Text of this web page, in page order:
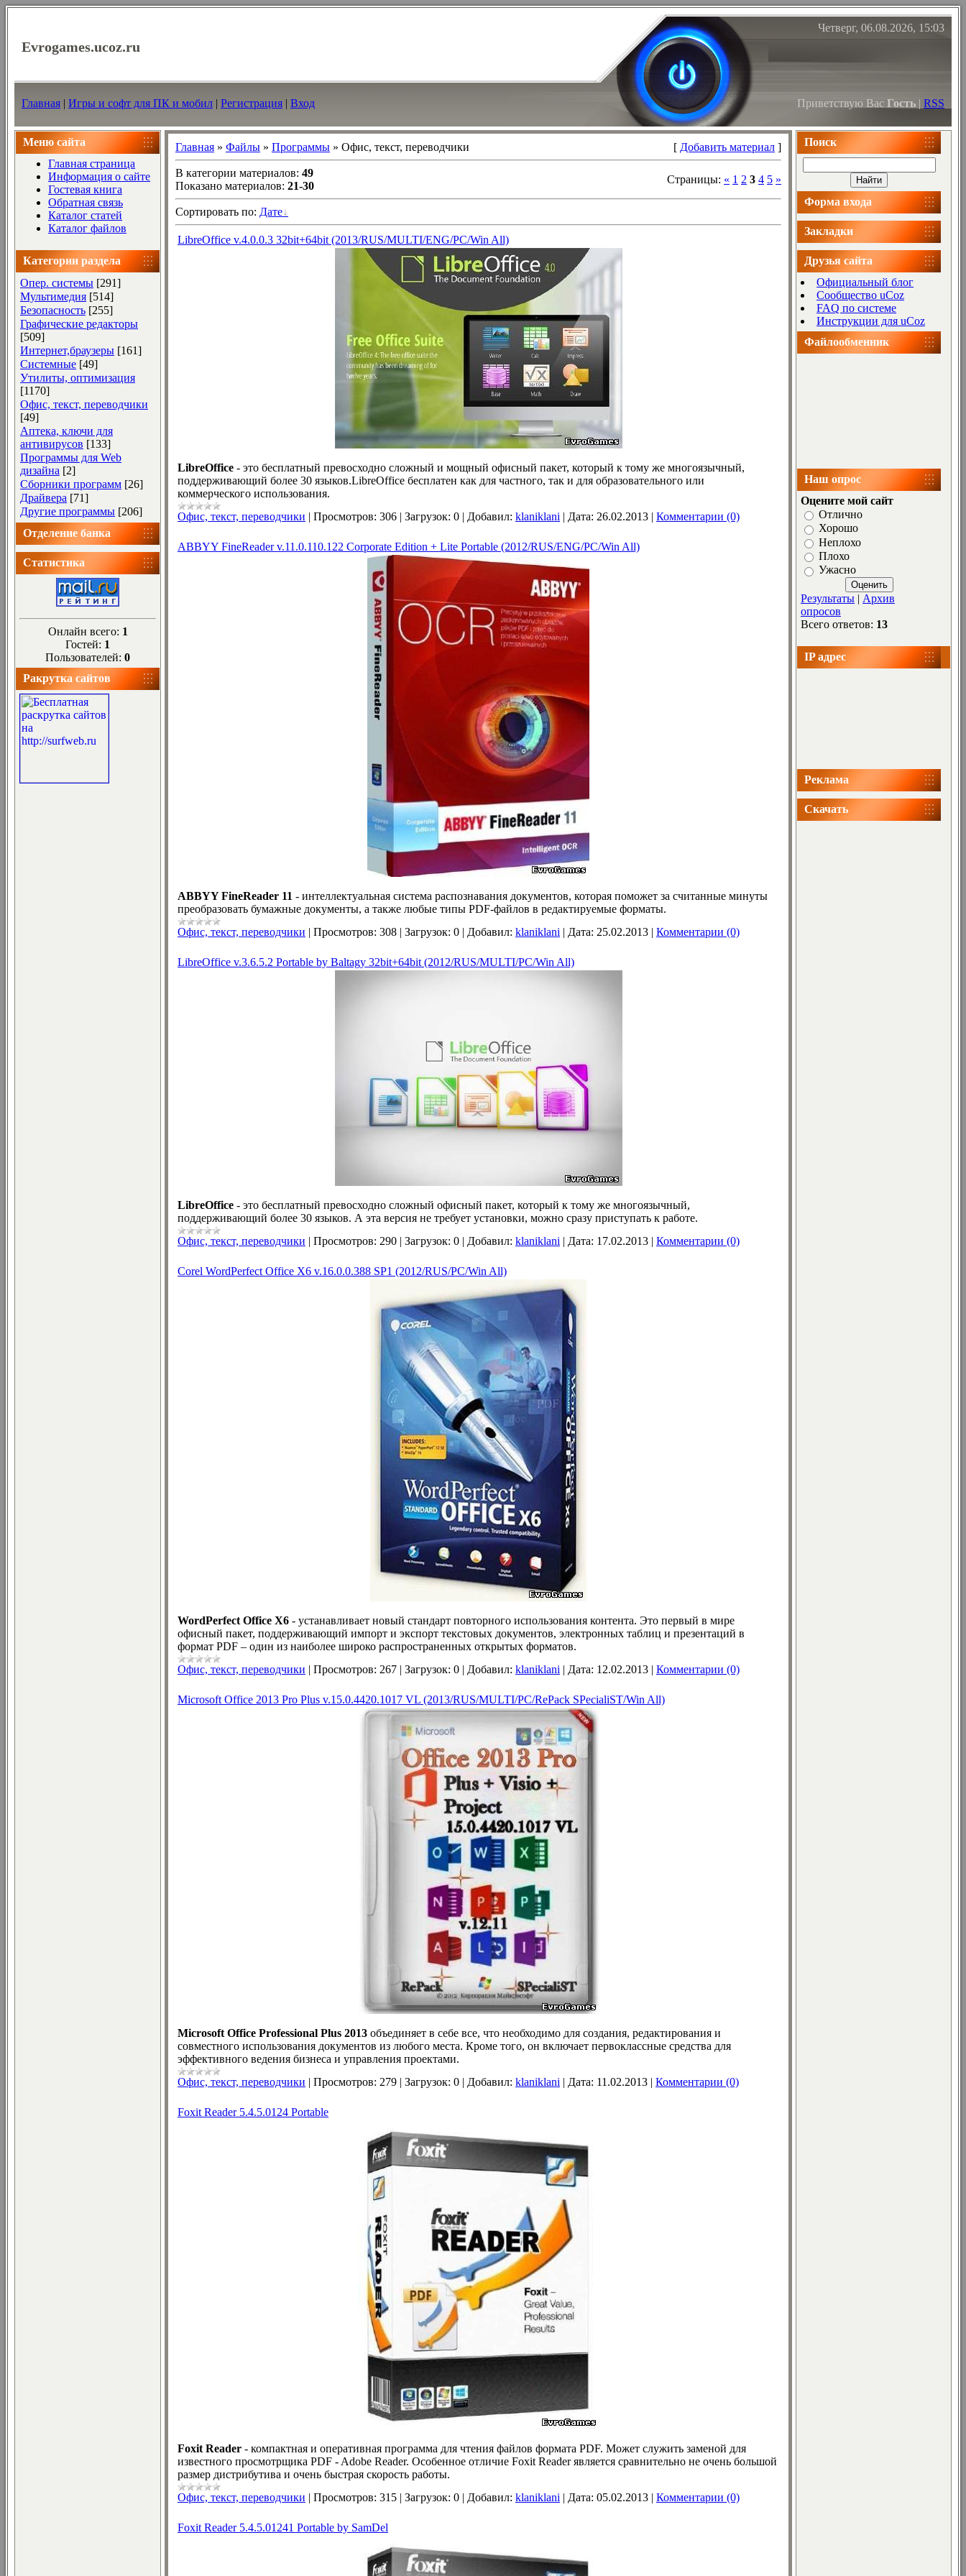
Evrogames.ucoz.ru
Четверг, 06.08.2026, 15:03
Главная | Игры и софт для ПК и мобил | Регистрация | Вход Приветствую Вас Гость | RSS
Меню сайта
Главная страница
Информация о сайте
Гостевая книга
Обратная связь
Каталог статей
Каталог файлов
Категории раздела
Опер. системы [291]
Мультимедия [514]
Безопасность [255]
Графические редакторы
[509]
Интернет,браузеры [161]
Системные [49]
Утилиты, оптимизация
[1170]
Офис, текст, переводчики
[49]
Аптека, ключи для
антивирусов [133]
Программы для Web
дизайна [2]
Сборники программ [26]
Драйвера [71]
Другие программы [206]
Отделение банка
Статистика
Онлайн всего: 1
Гостей: 1
Пользователей: 0
Ракрутка сайтов
Главная » Файлы » Программы » Офис, текст, переводчики [ Добавить материал ]
В категории материалов: 49
Показано материалов: 21-30
Страницы: « 1 2 3 4 5 »
Сортировать по: Дате
LibreOffice v.4.0.0.3 32bit+64bit (2013/RUS/MULTI/ENG/PC/Win All)
LibreOffice - это бесплатный превосходно сложный и мощный офисный пакет, который к тому же многоязычный,
поддерживающий более 30 языков.LibreOffice бесплатен как для частного, так и для образовательного или
коммерческого использования.
Офис, текст, переводчики | Просмотров: 306 | Загрузок: 0 | Добавил: klaniklani | Дата: 26.02.2013 | Комментарии (0)
ABBYY FineReader v.11.0.110.122 Corporate Edition + Lite Portable (2012/RUS/ENG/PC/Win All)
ABBYY FineReader 11 - интеллектуальная система распознавания документов, которая поможет за считанные минуты
преобразовать бумажные документы, а также любые типы PDF-файлов в редактируемые форматы.
Офис, текст, переводчики | Просмотров: 308 | Загрузок: 0 | Добавил: klaniklani | Дата: 25.02.2013 | Комментарии (0)
LibreOffice v.3.6.5.2 Portable by Baltagy 32bit+64bit (2012/RUS/MULTI/PC/Win All)
LibreOffice - это бесплатный превосходно сложный офисный пакет, который к тому же многоязычный,
поддерживающий более 30 языков. А эта версия не требует установки, можно сразу приступать к работе.
Офис, текст, переводчики | Просмотров: 290 | Загрузок: 0 | Добавил: klaniklani | Дата: 17.02.2013 | Комментарии (0)
Corel WordPerfect Office X6 v.16.0.0.388 SP1 (2012/RUS/PC/Win All)
WordPerfect Office X6 - устанавливает новый стандарт повторного использования контента. Это первый в мире
офисный пакет, поддерживающий импорт и экспорт текстовых документов, электронных таблиц и презентаций в
формат PDF – один из наиболее широко распространенных открытых форматов.
Офис, текст, переводчики | Просмотров: 267 | Загрузок: 0 | Добавил: klaniklani | Дата: 12.02.2013 | Комментарии (0)
Microsoft Office 2013 Pro Plus v.15.0.4420.1017 VL (2013/RUS/MULTI/PC/RePack SPecialiST/Win All)
Microsoft Office Professional Plus 2013 объединяет в себе все, что необходимо для создания, редактирования и
совместного использования документов из любого места. Кроме того, он включает первоклассные средства для
эффективного ведения бизнеса и управления проектами.
Офис, текст, переводчики | Просмотров: 279 | Загрузок: 0 | Добавил: klaniklani | Дата: 11.02.2013 | Комментарии (0)
Foxit Reader 5.4.5.0124 Portable
Foxit Reader - компактная и оперативная программа для чтения файлов формата PDF. Может служить заменой для
известного просмотрщика PDF - Adobe Reader. Особенное отличие Foxit Reader является сравнительно не очень большой
размер дистрибутива и очень быстрая скорость работы.
Офис, текст, переводчики | Просмотров: 315 | Загрузок: 0 | Добавил: klaniklani | Дата: 05.02.2013 | Комментарии (0)
Foxit Reader 5.4.5.01241 Portable by SamDel
Поиск
Форма входа
Закладки
Друзья сайта
Официальный блог
Сообщество uCoz
FAQ по системе
Инструкции для uCoz
Файлообменник
Наш опрос
Оцените мой сайт
Отлично
Хорошо
Неплохо
Плохо
Ужасно
Результаты | Архив
опросов
Всего ответов: 13
IP адрес
Реклама
Скачать